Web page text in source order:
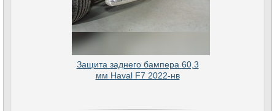
Защита заднего бампера 60,3
мм Haval F7 2022-нв